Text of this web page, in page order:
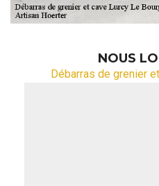
NOUS
Débarras de grenier